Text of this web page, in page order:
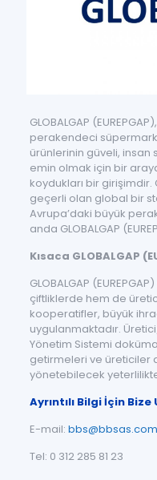
GLOBALGAP
perakendeci
ürünlerinin güveli, insan
emin olmak için bir
koydukları bir
geçerli olan global bir
Avrupa’daki büyük
anda GLOBALGAP
Kısaca GLOBALGAP
GLOBALGAP
çiftliklerde hem de
kooperatifler, büyük
uygulanmaktadır.
Yönetim Sistemi
getirmeleri ve üreticiler
yönetebilecek
Ayrıntılı Bilgi İçin Bize
E-mail:
Tel: 0 312 285 81 23